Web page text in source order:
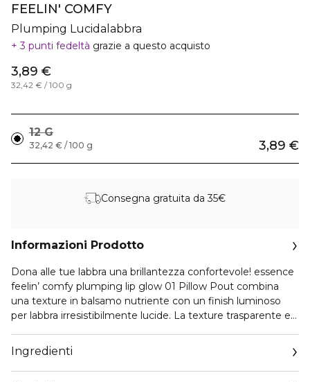
FEELIN' COMFY
Plumping Lucidalabbra
3 punti fedeltà grazie a questo acquisto
3,89 €
32,42 € / 100 g
12 G
3,89 €
32,42 € / 100 g
Consegna gratuita da 35€
Informazioni Prodotto
Dona alle tue labbra una brillantezza confortevole! essence
feelin’ comfy plumping lip glow 01 Pillow Pout combina
una texture in balsamo nutriente con un finish luminoso
per labbra irresistibilmente lucide. La texture trasparente e
di luce. Arricchito con acido ialuronico, coccola le tue labbra
lasciandole più piene e levigate. Il pratico formato stick lo
rende rapido e semplice da applicare, donandoti un aspetto
Ingredienti